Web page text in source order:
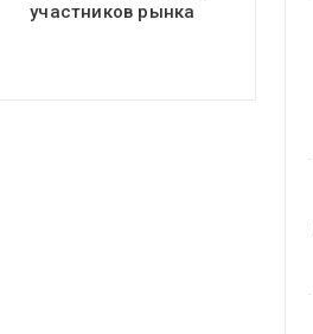
участников рынка